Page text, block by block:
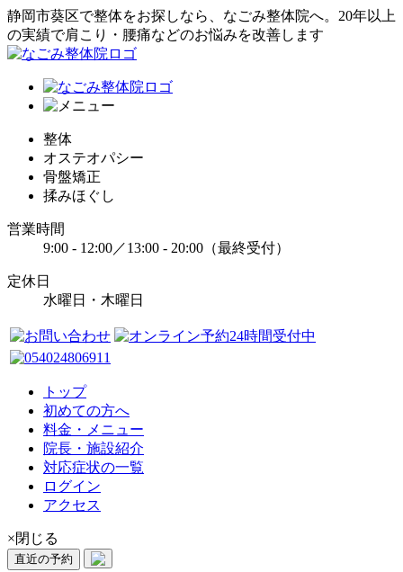
静岡市葵区で整体をお探しなら、なごみ整体院へ。20年以上
の実績で肩こり・腰痛などのお悩みを改善します
整体
オステオパシー
骨盤矯正
揉みほぐし
営業時間
9:00 - 12:00／13:00 - 20:00（最終受付）
定休日
水曜日・木曜日
トップ
初めての方へ
料金・メニュー
院長・施設紹介
対応症状の一覧
ログイン
アクセス
×閉じる
直近の予約